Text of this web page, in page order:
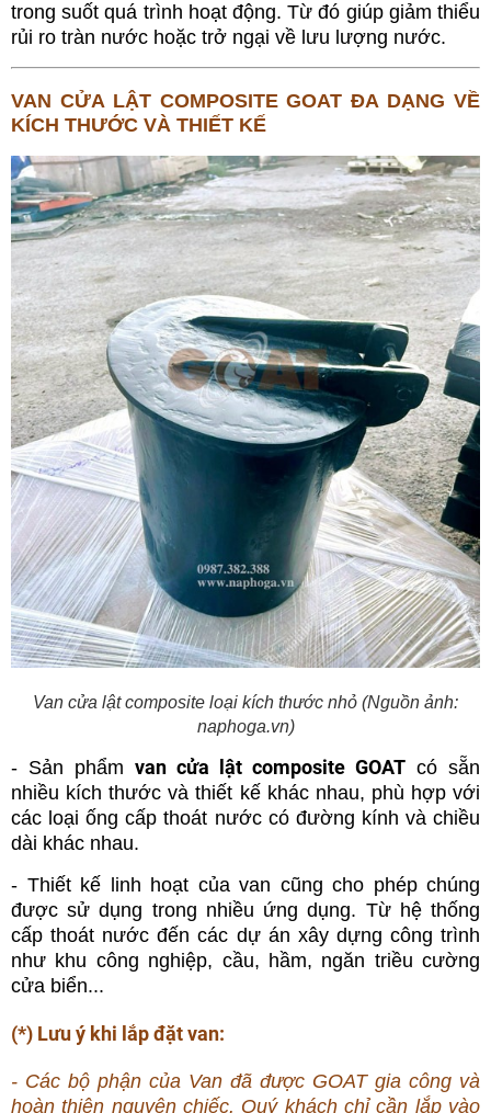
trong suốt quá trình hoạt động. Từ đó giúp giảm thiểu
rủi ro tràn nước hoặc trở ngại về lưu lượng nước.
VAN CỬA LẬT COMPOSITE GOAT ĐA DẠNG VỀ
KÍCH THƯỚC VÀ THIẾT KẾ
Van cửa lật composite loại kích thước nhỏ (Nguồn ảnh:
naphoga.vn)
- Sản phẩm van cửa lật composite GOAT có sẵn
nhiều kích thước và thiết kế khác nhau, phù hợp với
các loại ống cấp thoát nước có đường kính và chiều
dài khác nhau.
- Thiết kế linh hoạt của van cũng cho phép chúng
được sử dụng trong nhiều ứng dụng. Từ hệ thống
cấp thoát nước đến các dự án xây dựng công trình
như khu công nghiệp, cầu, hầm, ngăn triều cường
cửa biển...
(*) Lưu ý khi lắp đặt van:
- Các bộ phận của Van đã được GOAT gia công và
hoàn thiện nguyên chiếc. Quý khách chỉ cần lắp vào